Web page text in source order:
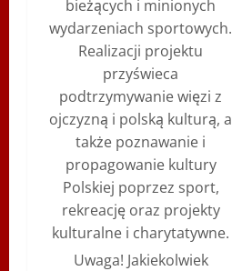
bieżących i minionych
wydarzeniach sportowych.
Realizacji projektu
przyświeca
podtrzymywanie więzi z
ojczyzną i polską kulturą, a
także poznawanie i
propagowanie kultury
Polskiej poprzez sport,
rekreację oraz projekty
kulturalne i charytatywne.
Uwaga! Jakiekolwiek